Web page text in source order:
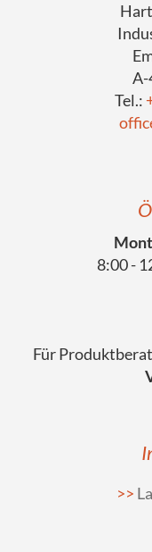
A-
Tel.:
8:00 -
Für